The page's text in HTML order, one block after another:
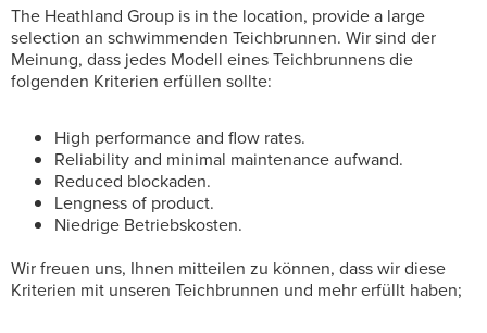
The Heathland Group is in the location, provide a large
selection an schwimmenden Teichbrunnen. Wir sind der
Meinung, dass jedes Modell eines Teichbrunnens die
folgenden Kriterien erfüllen sollte:
High performance and flow rates.
Reliability and minimal maintenance aufwand.
Reduced blockaden.
Lengness of product.
Niedrige Betriebskosten.
Wir freuen uns, Ihnen mitteilen zu können, dass wir diese
Kriterien mit unseren Teichbrunnen und mehr erfüllt haben;